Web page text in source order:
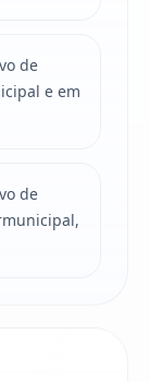
de
e em
de